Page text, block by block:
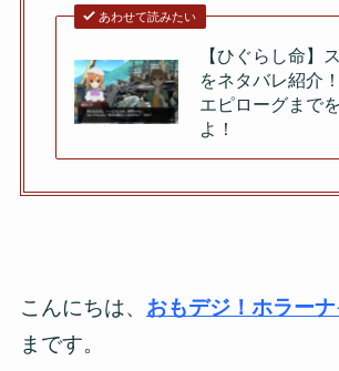
あわせて読みたい
【ひぐらし命】
をネタバレ紹介
エピローグまで
よ！
こんにちは、 おもデジ！ホラーナ
まです。